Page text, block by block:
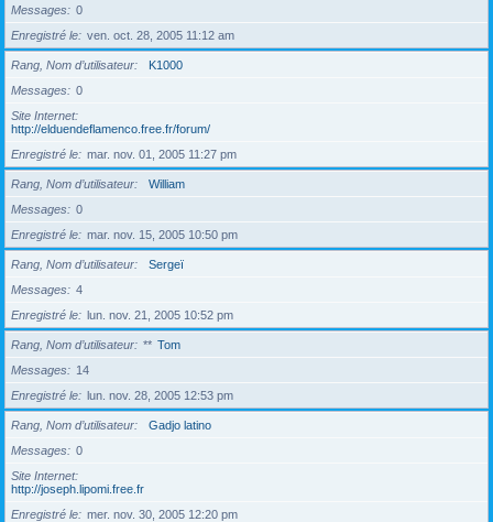
Messages
0
Enregistré le
ven. oct. 28, 2005 11:12 am
Rang, Nom d’utilisateur
K1000
Messages
0
Site Internet
http://elduendeflamenco.free.fr/forum/
Enregistré le
mar. nov. 01, 2005 11:27 pm
Rang, Nom d’utilisateur
William
Messages
0
Enregistré le
mar. nov. 15, 2005 10:50 pm
Rang, Nom d’utilisateur
Sergeï
Messages
4
Enregistré le
lun. nov. 21, 2005 10:52 pm
Rang, Nom d’utilisateur ** Tom
Messages
14
Enregistré le
lun. nov. 28, 2005 12:53 pm
Rang, Nom d’utilisateur
Gadjo latino
Messages
0
Site Internet
http://joseph.lipomi.free.fr
Enregistré le
mer. nov. 30, 2005 12:20 pm